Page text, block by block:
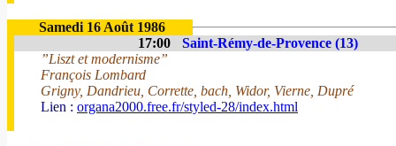
Samedi 16 Août 1986
17:00
Saint-Rémy-de-Provence (13)
”Liszt et modernisme”
François Lombard
Grigny, Dandrieu, Corrette, bach, Widor, Vierne, Dupré
Lien : organa2000.free.fr/styled-28/index.html